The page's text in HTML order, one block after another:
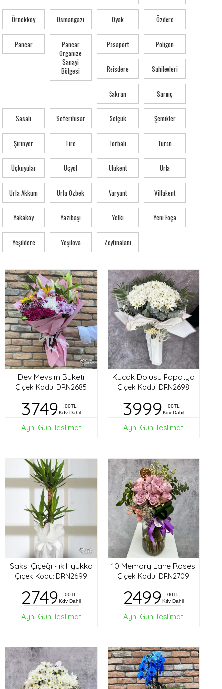
Örnekköy Osmangazi Oyak Özdere
Pancar
Pancar
Organize
Sanayi
Bölgesi
Pasaport Poligon
Reisdere Sahilevleri
Şakran Sarnıç
Sasalı Seferihisar Selçuk Şemikler
Şirinyer Tire Torbalı Turan
Üçkuyular Üçyol Ulukent Urla
Urla Akkum Urla Özbek Varyant Villakent
Yakaköy Yazıbaşı Yelki Yeni Foça
Yeşildere Yeşilova Zeytinalanı
Dev Mevsim Buketi
Çiçek Kodu: DRN2685
3749
,00TL
Kdv Dahil
Aynı Gün Teslimat
Kucak Dolusu Papatya
Çiçek Kodu: DRN2698
3999
,00TL
Kdv Dahil
Aynı Gün Teslimat
Saksı Çiçeği - ikili yukka
Çiçek Kodu: DRN2699
2749
,00TL
Kdv Dahil
Aynı Gün Teslimat
10 Memory Lane Roses
Çiçek Kodu: DRN2709
2499
,00TL
Kdv Dahil
Aynı Gün Teslimat